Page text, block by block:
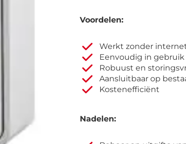
Voordelen:
Werkt zonder
Eenvoudig in gebruik
Robuust en
Aansluitbaar op
Kostenefficiënt
Nadelen: